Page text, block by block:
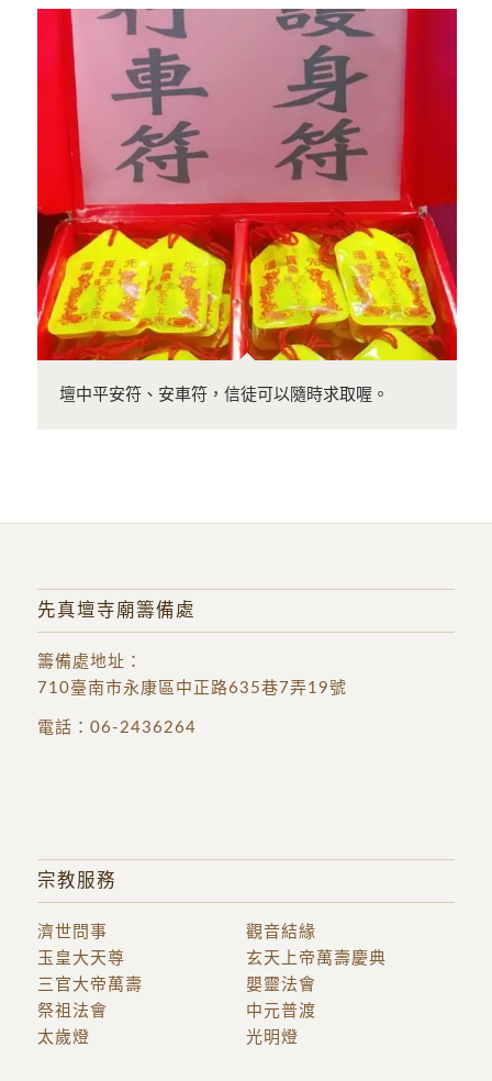
壇中平安符、安車符，信徒可以隨時求取喔。
先真壇寺廟籌備處
籌備處地址 ：
710臺南市永康區中正路635巷7弄19號
電話： 06-2436264
宗教服務
濟世問事
觀音結緣
玉皇大天尊
三官大帝萬壽
玄天上帝萬壽慶典
嬰靈法會
祭祖法會
中元普渡
太歲燈
光明燈